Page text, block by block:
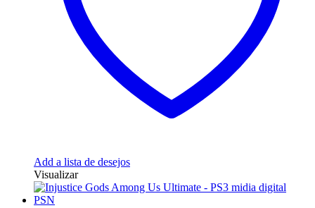
Add a lista de desejos
Visualizar